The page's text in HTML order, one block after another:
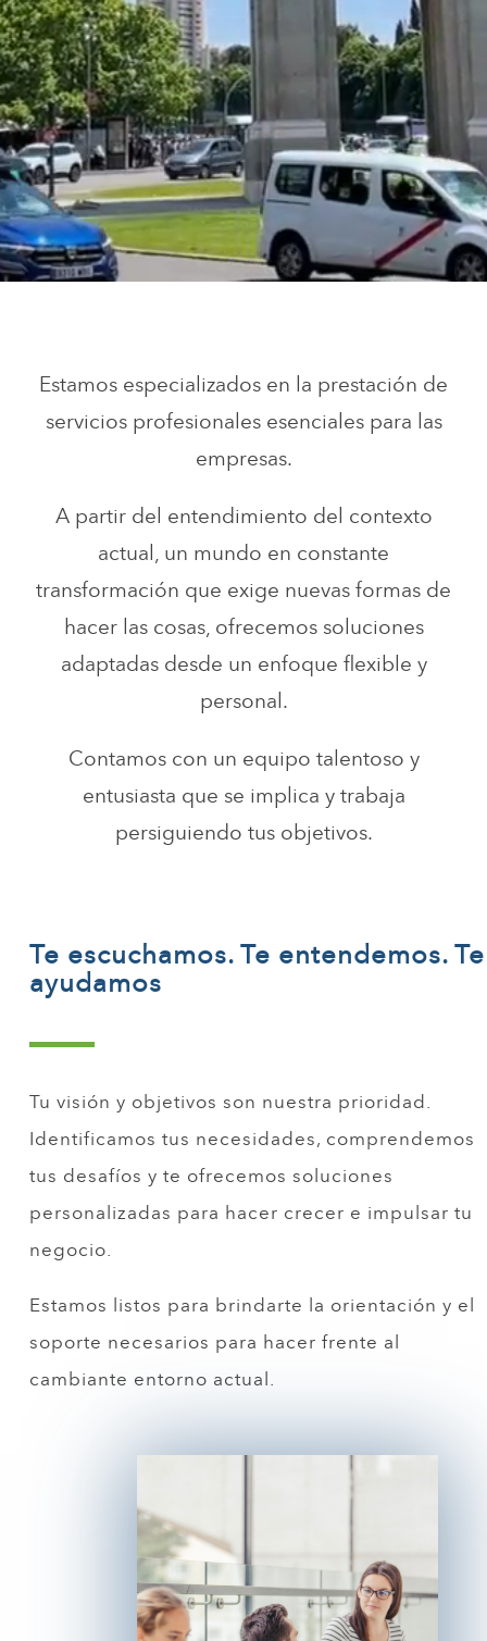
Estamos especializados en la prestación de
servicios profesionales esenciales para las
empresas.
A partir del entendimiento del contexto
actual, un mundo en constante
transformación que exige nuevas formas de
hacer las cosas, ofrecemos soluciones
adaptadas desde un enfoque flexible y
personal.
Contamos con un equipo talentoso y
entusiasta que se implica y trabaja
persiguiendo tus objetivos.
Te escuchamos. Te entendemos. Te
ayudamos
Tu visión y objetivos son nuestra prioridad.
Identificamos tus necesidades, comprendemos
tus desafíos y te ofrecemos soluciones
personalizadas para hacer crecer e impulsar tu
negocio.
Estamos listos para brindarte la orientación y el
soporte necesarios para hacer frente al
cambiante entorno actual.